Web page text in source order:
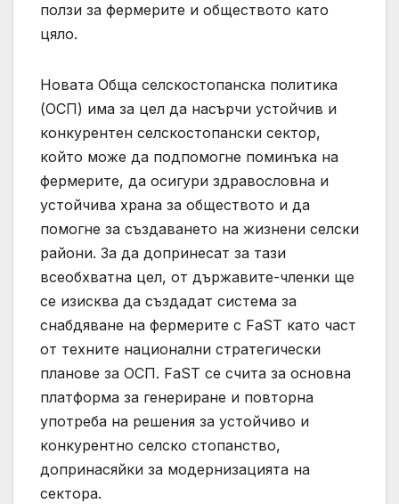
ползи за фермерите и обществото като
цяло.
Новата Обща селскостопанска политика
(ОСП) има за цел да насърчи устойчив и
конкурентен селскостопански сектор,
който може да подпомогне поминъка на
фермерите, да осигури здравословна и
устойчива храна за обществото и да
помогне за създаването на жизнени селски
райони. За да допринесат за тази
всеобхватна цел, от държавите-членки ще
се изисква да създадат система за
снабдяване на фермерите с FaST като част
от техните национални стратегически
планове за ОСП. FaST се счита за основна
платформа за генериране и повторна
употреба на решения за устойчиво и
конкурентно селско стопанство,
допринасяйки за модернизацията на
сектора.